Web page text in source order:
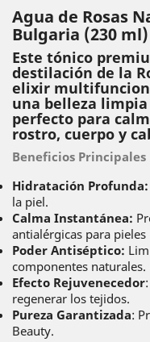
Agua de Rosas
Bulgaria (230 ml)
Este tónico
destilación de la
elixir
una belleza
perfecto para
rostro, cuerpo y
Beneficios Principales
Hidratación Profunda:
la piel.
Calma Instantánea:
antialérgicas para
Poder Antiséptico:
componentes naturales.
Efecto Rejuvenecedor
regenerar los tejidos.
Pureza Garantizada:
Beauty.